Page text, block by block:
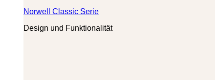
Norwell Classic Serie
Design und Funktionalität